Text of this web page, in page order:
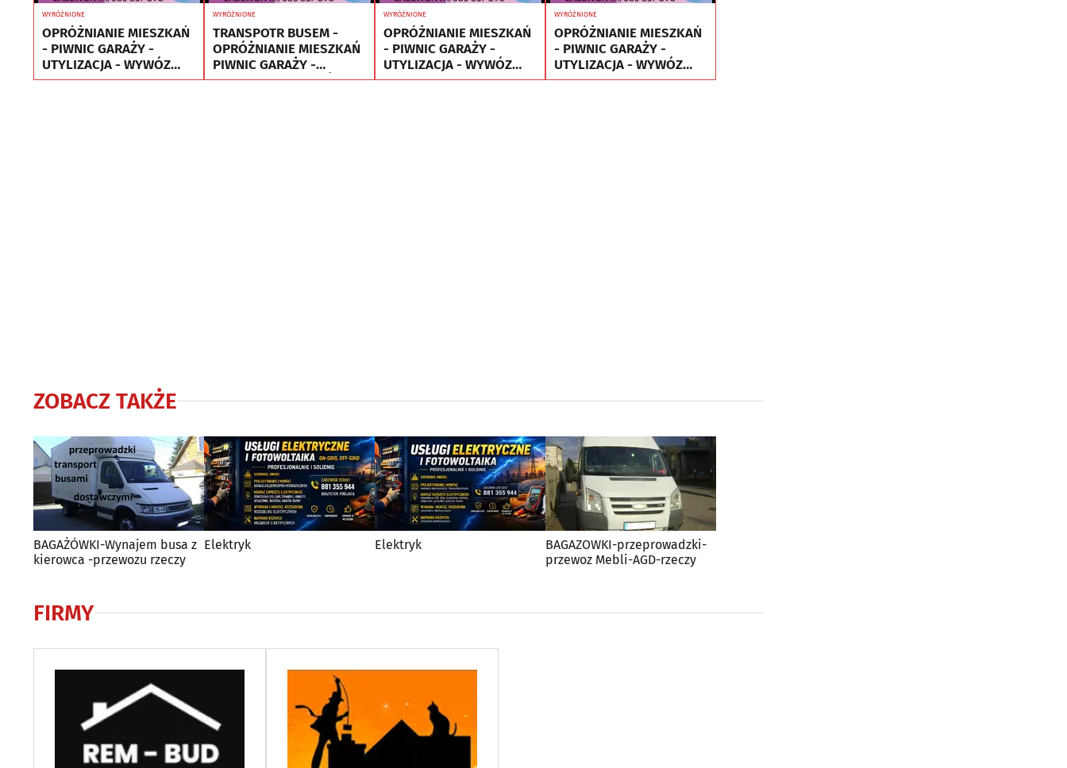
WYRÓŻNIONE
OPRÓŻNIANIE MIESZKAŃ
- PIWNIC GARAŻY -
UTYLIZACJA - WYWÓZ
MEBLI RTV AGD
WYRÓŻNIONE
TRANSPOTR BUSEM -
OPRÓŻNIANIE MIESZKAŃ
PIWNIC GARAŻY -
UTYLIZACJA - WYWÓZ
WYRÓŻNIONE
OPRÓŻNIANIE MIESZKAŃ
- PIWNIC GARAŻY -
UTYLIZACJA - WYWÓZ
MEBLI RTV AGD
WYRÓŻNIONE
OPRÓŻNIANIE MIESZKAŃ
- PIWNIC GARAŻY -
UTYLIZACJA - WYWÓZ
MEBLI RTV AGD
ZOBACZ TAKŻE
BAGAŻÓWKI-Wynajem busa z
kierowca -przewozu rzeczy
Elektryk Elektryk
BAGAZOWKI-przeprowadzki-
przewoz Mebli-AGD-rzeczy
FIRMY